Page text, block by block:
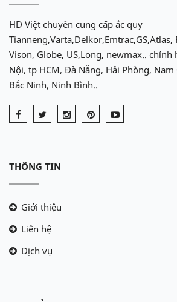
HD Việt chuyên cung cấp ắc quy
Tianneng,Varta,Delkor,Emtrac,GS,Atlas,
Vison, Globe, US,Long, newmax.. chính
Nội, tp HCM, Đà Nẵng, Hải Phòng,
Bắc Ninh, Ninh Bình..
THÔNG TIN
Giới thiệu
Liên hệ
Dịch vụ